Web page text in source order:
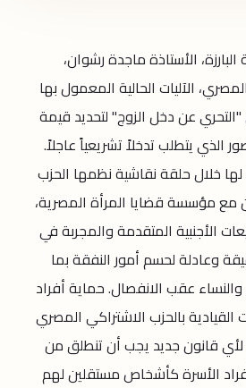
الأستاذة ماجدة رشوان،
الآليات الحالية المعمول بها
عن دخل الزوج" لتحديد قيمة
الذي يتطلب تدخلاً تشريعياً عاجلاً.
خلال حلقة نقاشية نظمها الحزب
مع مؤسسة قضايا المرأة المصرية،
الأجنبية المتقدمة والمجربة في
وعادلة لحسم أمور النفقة بما
عقب الانفصال. حماية أفراد
بالحزب الاشتراكي المصري
لأي قانون جديد يجب أن تنطلق من
الأسرة كأشخاص مستقلين لهم